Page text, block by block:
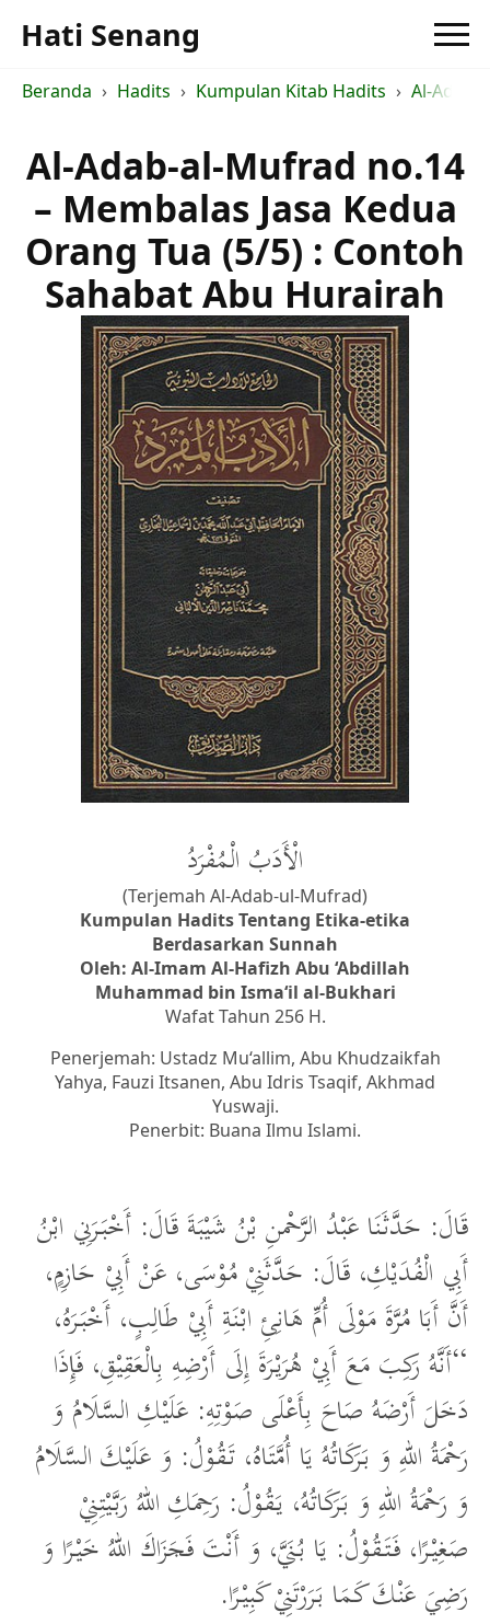
Hati Senang
Beranda Hadits Kumpulan Kitab Hadits Al-Adab-
Al-Adab-al-Mufrad no.14
– Membalas Jasa Kedua
Orang Tua (5/5) : Contoh
Sahabat Abu Hurairah
الْأَدَبُ الْمُفْرَدُ
(Terjemah Al-Adab-ul-Mufrad)
Kumpulan Hadits Tentang Etika-etika
Berdasarkan Sunnah
Oleh: Al-Imam Al-Hafizh Abu ‘Abdillah
Muhammad bin Isma‘il al-Bukhari
Wafat Tahun 256 H.
Penerjemah: Ustadz Mu‘allim, Abu Khudzaikfah
Yahya, Fauzi Itsanen, Abu Idris Tsaqif, Akhmad
Yuswaji.
Penerbit: Buana Ilmu Islami.
قَالَ: حَدَّثَنَا عَبْدُ الرَّحْمنِ بْنُ شَيْبَةَ قَالَ: أَخْبَرَنِي ابْنُ
أَبِي الْفُدَيْكِ، قَالَ: حَدَّثَنِيْ مُوْسَى، عَنْ أَبِيْ حَازِمٍ،
أَنَّ أَبَا مُرَّةَ مَوْلَى أُمِّ هَانِئِ ابْنَةِ أَبِيْ طَالِبٍ، أَخْبَرَهُ،
“أَنَّهُ رَكِبَ مَعَ أَبِيْ هُرَيْرَةَ إِلَى أَرْضِهِ بِالْعَقِيْقِ، فَإِذَا
دَخَلَ أَرْضَهُ صَاحَ بِأَعْلَى صَوْتِهِ: عَلَيْكِ السَّلَامُ وَ
رَحْمَةُ اللهِ وَ بَرَكَاتُهُ يَا أُمَّتَاهُ، تَقُوْلُ: وَ عَلَيْكَ السَّلَامُ
وَ رَحْمَةُ اللهِ وَ بَرَكَاتُهُ، يَقُوْلُ: رَحِمَكِ اللهُ رَبَّيْتِنِيْ
صَغِيْرًا، فَتَقُوْلُ: يَا بُنَيَّ، وَ أَنْتَ فَجَزَاكَ اللهُ خَيْرًا وَ
رَضِيَ عَنْكَ كَمَا بَرَرْتَنِيْ كَبِيْرًا.